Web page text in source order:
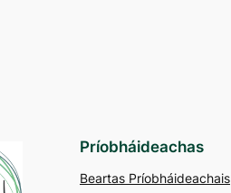
Príobháideachas
Beartas Príobháideachais